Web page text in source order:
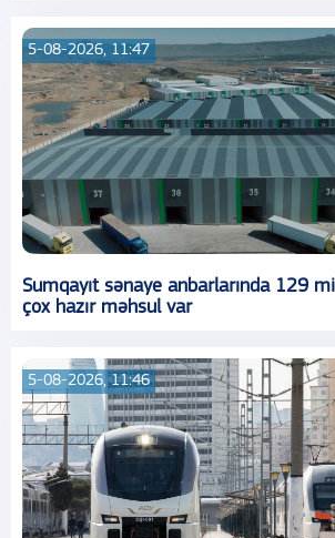
5-08-2026, 11:47
Sumqayıt sənaye anbarlarında 129
çox hazır məhsul var
5-08-2026, 11:46